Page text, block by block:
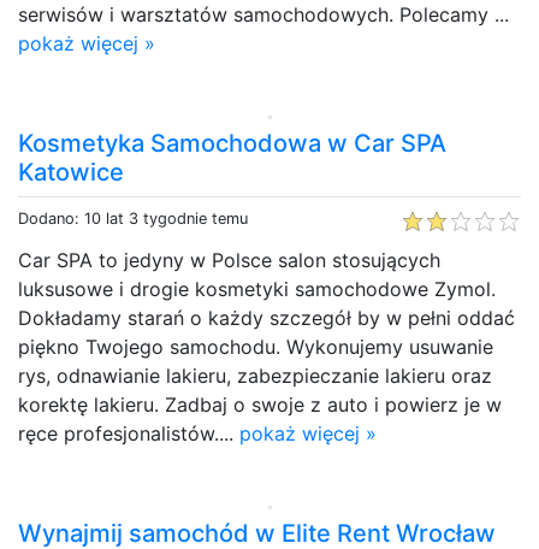
serwisów i warsztatów samochodowych. Polecamy ...
pokaż więcej »
Kosmetyka Samochodowa w Car SPA
Katowice
Dodano: 10 lat 3 tygodnie temu
Car SPA to jedyny w Polsce salon stosujących
luksusowe i drogie kosmetyki samochodowe Zymol.
Dokładamy starań o każdy szczegół by w pełni oddać
piękno Twojego samochodu. Wykonujemy usuwanie
rys, odnawianie lakieru, zabezpieczanie lakieru oraz
korektę lakieru. Zadbaj o swoje z auto i powierz je w
ręce profesjonalistów.... pokaż więcej »
Wynajmij samochód w Elite Rent Wrocław